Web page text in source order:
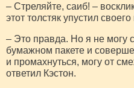
– Стреляйте, саиб! –
этот толстяк упустил
– Это правда. Но я не могу
бумажном пакете и
и промахнуться, могу от
ответил Кэстон.